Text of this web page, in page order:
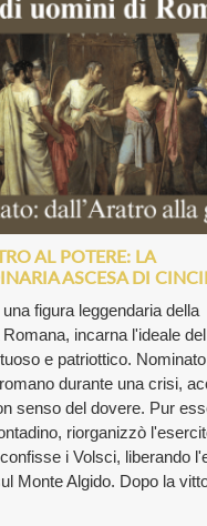
AL POTERE: LA
ASCESA DI
figura leggendaria della
incarna l'ideale del
e patriottico.
durante una crisi,
senso del dovere. Pur
riorganizzò
i Volsci, liberando
Monte Algido. Dopo la